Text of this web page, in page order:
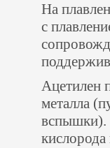
На
с
Ацетилен
металла (
вспышки).